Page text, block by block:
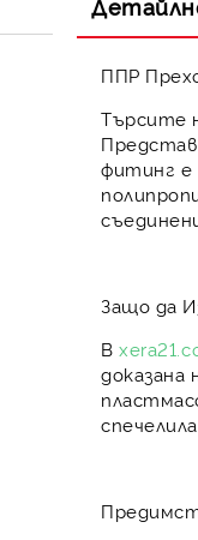
ППР
Търсите
фитинг е
Защо да
В
доказана